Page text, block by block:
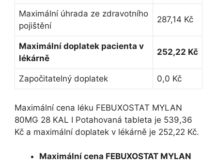
Maximální úhrada ze zdravotního
pojištění
287,14 Kč
Maximální doplatek pacienta v
lékárně
252,22 Kč
Započitatelný doplatek 0,0 Kč
Maximální cena léku FEBUXOSTAT MYLAN
80MG 28 KAL I Potahovaná tableta je 539,36
Kč a maximální doplatek v lékárně je 252,22 Kč.
Maximální cena FEBUXOSTAT MYLAN